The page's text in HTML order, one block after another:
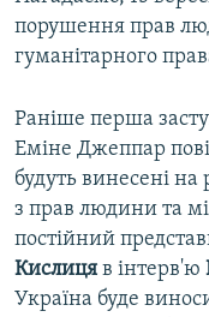
порушення прав
гуманітарного
Раніше перша
Еміне Джеппар
будуть винесені
з прав людини та
постійний
Кислиця в інтерв'ю
Україна буде